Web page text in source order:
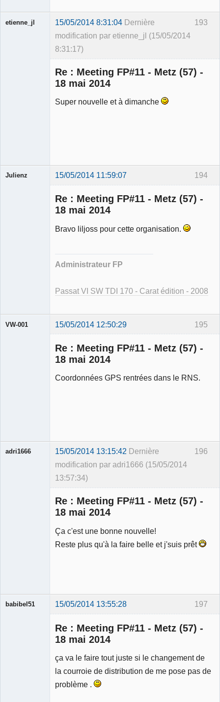
193
etienne_jl 15/05/2014 8:31:04 Dernière
modification par etienne_jl (15/05/2014
8:31:17)
Re : Meeting FP#11 - Metz (57) -
18 mai 2014
Super nouvelle et à dimanche
194
Julienz 15/05/2014 11:59:07
Re : Meeting FP#11 - Metz (57) -
18 mai 2014
Bravo liljoss pour cette organisation.
Administrateur FP
Passat VI SW TDI 170 - Carat édition - 2008
195
VW-001 15/05/2014 12:50:29
Re : Meeting FP#11 - Metz (57) -
18 mai 2014
Coordonnées GPS rentrées dans le RNS.
196
adri1666 15/05/2014 13:15:42 Dernière
modification par adri1666 (15/05/2014
13:57:34)
Re : Meeting FP#11 - Metz (57) -
18 mai 2014
Ça c'est une bonne nouvelle!
Reste plus qu'à la faire belle et j'suis prêt
197
babibel51 15/05/2014 13:55:28
Re : Meeting FP#11 - Metz (57) -
18 mai 2014
ça va le faire tout juste si le changement de
la courroie de distribution de me pose pas de
problème .